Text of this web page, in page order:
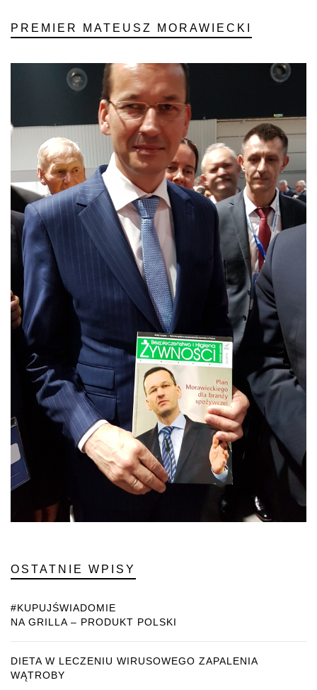
PREMIER MATEUSZ MORAWIECKI
OSTATNIE WPISY
#KUPUJŚWIADOMIE
NA GRILLA – PRODUKT POLSKI
DIETA W LECZENIU WIRUSOWEGO ZAPALENIA
WĄTROBY